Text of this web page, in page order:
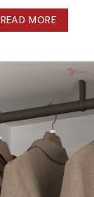
READ MORE